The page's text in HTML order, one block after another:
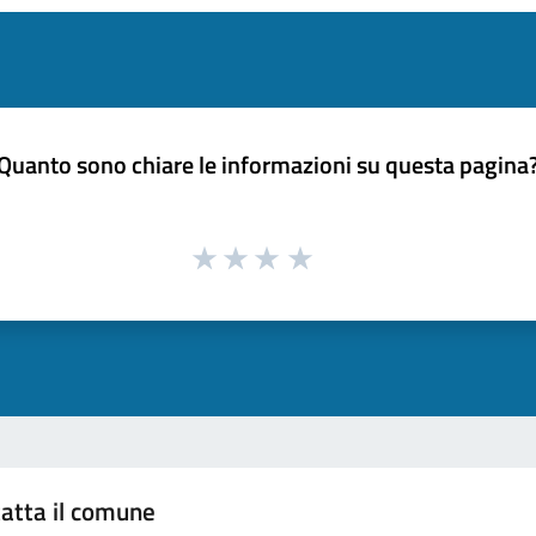
sono chiare le informazioni su questa
il comune